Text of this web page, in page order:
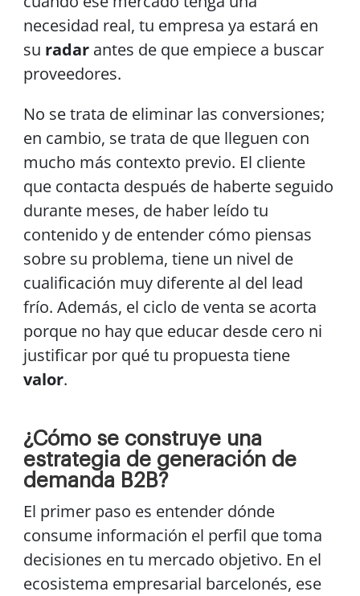
necesidad real, tu empresa ya estará en
su radar antes de que empiece a buscar
proveedores.
No se trata de eliminar las conversiones;
en cambio, se trata de que lleguen con
mucho más contexto previo. El cliente
que contacta después de haberte seguido
durante meses, de haber leído tu
contenido y de entender cómo piensas
sobre su problema, tiene un nivel de
cualificación muy diferente al del lead
frío. Además, el ciclo de venta se acorta
porque no hay que educar desde cero ni
justificar por qué tu propuesta tiene
valor.
¿Cómo se construye una
estrategia de generación de
demanda B2B?
El primer paso es entender dónde
consume información el perfil que toma
decisiones en tu mercado objetivo. En el
ecosistema empresarial barcelonés, ese